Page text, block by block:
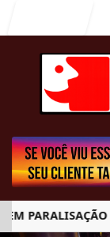
PARALISAÇÃO E